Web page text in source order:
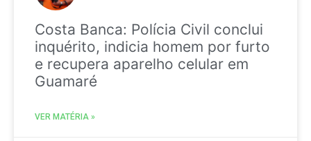
Costa Banca: Polícia Civil conclui
inquérito, indicia homem por furto
e recupera aparelho celular em
Guamaré
VER MATÉRIA »